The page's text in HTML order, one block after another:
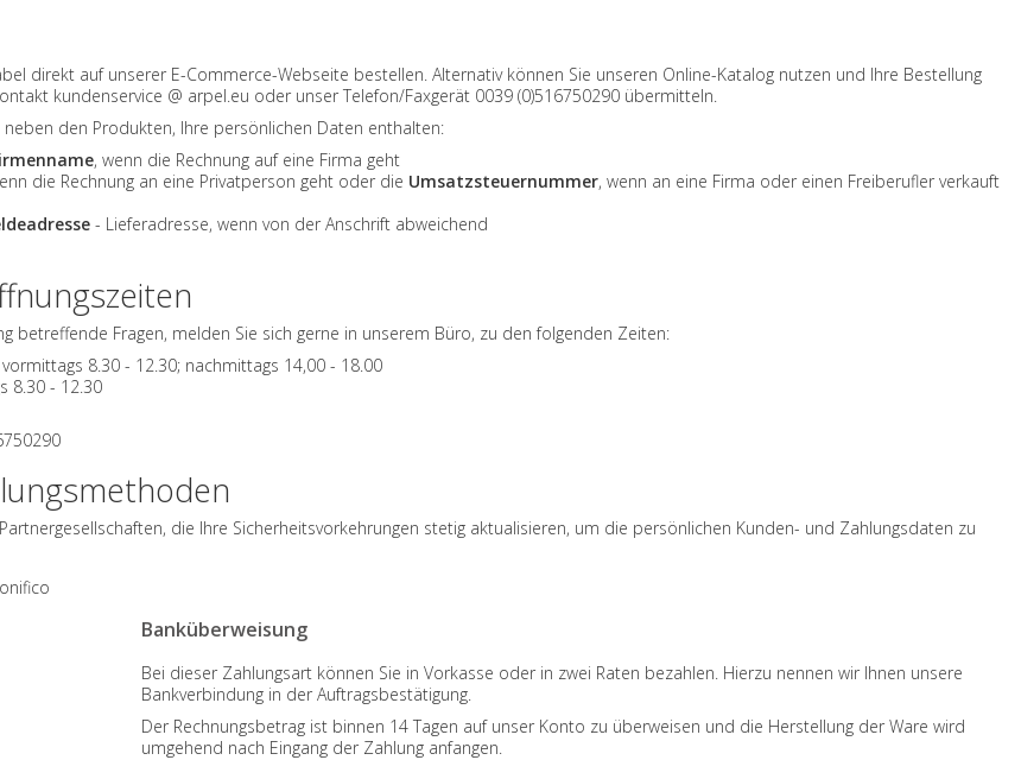
direkt auf unserer E-Commerce-Webseite bestellen. Alternativ können Sie unseren Online-Katalog nutzen und Ihre Bestellung
kundenservice @ arpel.eu oder unser Telefon/Faxgerät 0039 (0)516750290 übermitteln.
neben den Produkten, Ihre persönlichen Daten enthalten:
, wenn die Rechnung auf eine Firma geht
die Rechnung an eine Privatperson geht oder die Umsatzsteuernummer, wenn an eine Firma oder einen Freiberufler verkauft
- Lieferadresse, wenn von der Anschrift abweichend
betreffende Fragen, melden Sie sich gerne in unserem Büro, zu den folgenden Zeiten:
8.30 - 12.30; nachmittags 14,00 - 18.00
8.30 - 12.30
die Ihre Sicherheitsvorkehrungen stetig aktualisieren, um die persönlichen Kunden- und Zahlungsdaten zu
Banküberweisung
Bei dieser Zahlungsart können Sie in Vorkasse oder in zwei Raten bezahlen. Hierzu nennen wir Ihnen unsere
Bankverbindung in der Auftragsbestätigung.
Der Rechnungsbetrag ist binnen 14 Tagen auf unser Konto zu überweisen und die Herstellung der Ware wird
umgehend nach Eingang der Zahlung anfangen.